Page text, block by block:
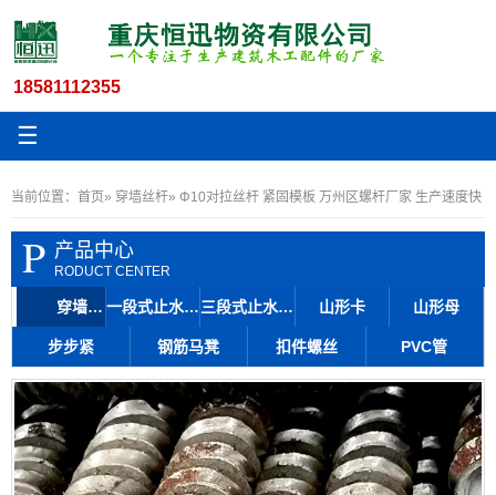
18581112355
☰
当前位置： 首页» 穿墙丝杆» Φ10对拉丝杆 紧固模板 万州区螺杆厂家 生产速度快
P 产品中心
RODUCT CENTER
穿墙丝杆 一段式止水丝杆 三段式止水丝杆 山形卡 山形母
步步紧 钢筋马凳 扣件螺丝 PVC管